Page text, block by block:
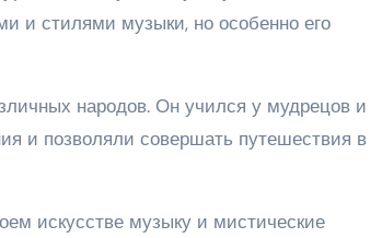
и стилями музыки, но особенно его
народов. Он учился у мудрецов и
и позволяли совершать путешествия в
искусстве музыку и мистические